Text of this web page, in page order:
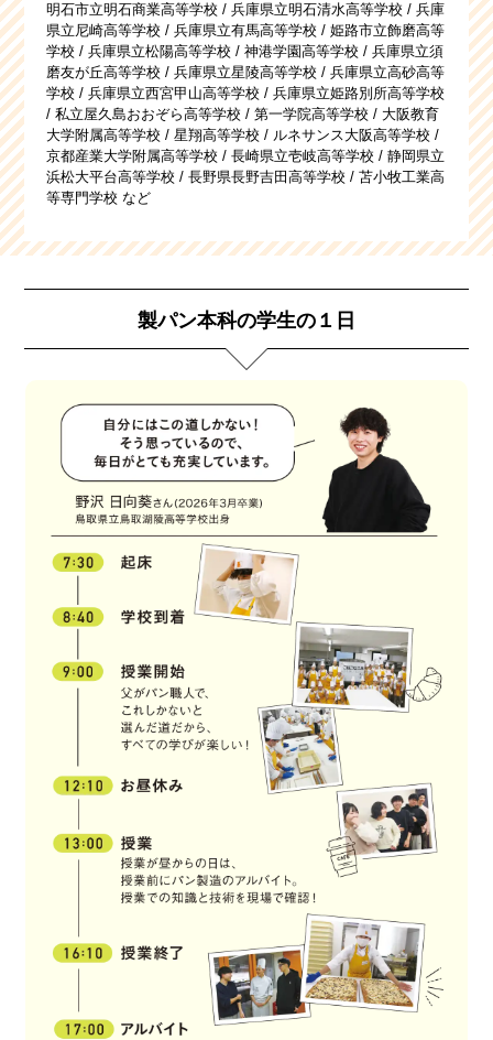
明石市立明石商業高等学校 / 兵庫県立明石清水高等学校 / 兵庫
県立尼崎高等学校 / 兵庫県立有馬高等学校 / 姫路市立飾磨高等
学校 / 兵庫県立松陽高等学校 / 神港学園高等学校 / 兵庫県立須
磨友が丘高等学校 / 兵庫県立星陵高等学校 / 兵庫県立高砂高等
学校 / 兵庫県立西宮甲山高等学校 / 兵庫県立姫路別所高等学校
/ 私立屋久島おおぞら高等学校 / 第一学院高等学校 / 大阪教育
大学附属高等学校 / 星翔高等学校 / ルネサンス大阪高等学校 /
京都産業大学附属高等学校 / 長崎県立壱岐高等学校 / 静岡県立
浜松大平台高等学校 / 長野県長野吉田高等学校 / 苫小牧工業高
等専門学校 など
製パン本科の学生の１日